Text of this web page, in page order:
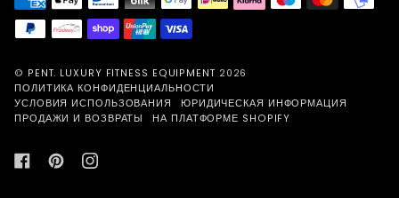
© PENT. LUXURY FITNESS EQUIPMENT 2026
ПОЛИТИКА КОНФИДЕНЦИАЛЬНОСТИ
УСЛОВИЯ ИСПОЛЬЗОВАНИЯ
ЮРИДИЧЕСКАЯ ИНФОРМАЦИЯ
ПРОДАЖИ И ВОЗВРАТЫ
НА ПЛАТФОРМЕ SHOPIFY